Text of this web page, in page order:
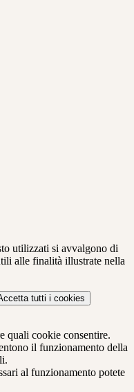
utilizzati si avvalgono di
alle finalità illustrate nella
tutti i cookies
quali cookie consentire.
il funzionamento della
al funzionamento potete